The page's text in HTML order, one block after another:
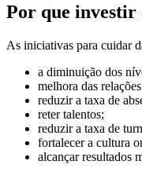
Por que investir
As iniciativas para cuidar
a diminuição dos
melhora das
reduzir a taxa de
reter talentos;
reduzir a taxa de
fortalecer a cultura
alcançar resultados